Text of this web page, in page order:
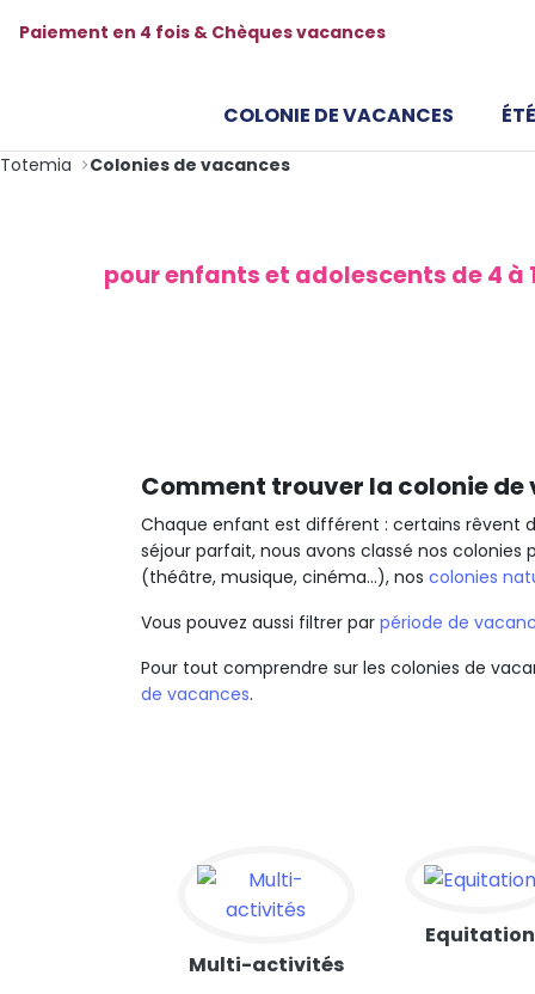
Paiement en 4 fois & Chèques vacances
COLONIE DE VACANCES
Totemia Colonies de vacances
pour enfants et adolescents de 4 à
Comment trouver la colonie
Chaque enfant est différent : certains rêvent
séjour parfait, nous avons classé nos colonies
(théâtre, musique, cinéma…), nos colonies
Vous pouvez aussi filtrer par période de
Pour tout comprendre sur les colonies de
de vacances.
Multi-activités
Equitation